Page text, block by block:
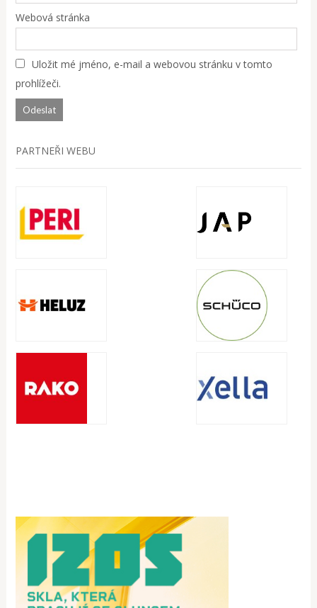
Webová stránka
Uložit mé jméno, e-mail a webovou stránku v tomto
prohlížeči.
PARTNEŘI WEBU